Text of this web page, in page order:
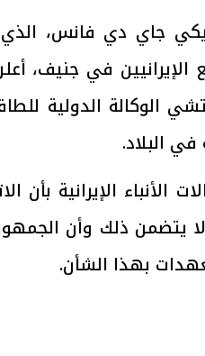
جاي دي فانس،
في جنيف،
الوكالة الدولية
في البلاد.
الإيرانية بأن
يتضمن ذلك وأن
بهذا الشأن.